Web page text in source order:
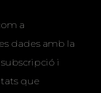
a
dades amb la
i
que